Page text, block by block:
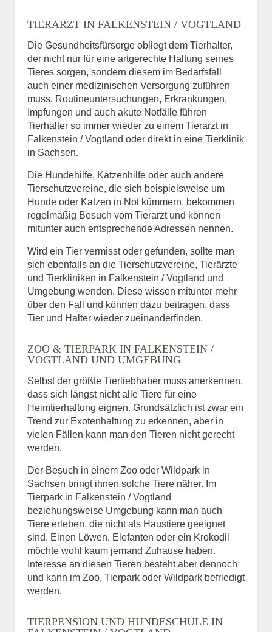
TIERARZT IN FALKENSTEIN / VOGTLAND
Die Gesundheitsfürsorge obliegt dem Tierhalter,
der nicht nur für eine artgerechte Haltung seines
Tieres sorgen, sondern diesem im Bedarfsfall
auch einer medizinischen Versorgung zuführen
muss. Routineuntersuchungen, Erkrankungen,
Impfungen und auch akute Notfälle führen
Tierhalter so immer wieder zu einem Tierarzt in
Falkenstein / Vogtland oder direkt in eine Tierklinik
in Sachsen.
Die Hundehilfe, Katzenhilfe oder auch andere
Tierschutzvereine, die sich beispielsweise um
Hunde oder Katzen in Not kümmern, bekommen
regelmäßig Besuch vom Tierarzt und können
mitunter auch entsprechende Adressen nennen.
Wird ein Tier vermisst oder gefunden, sollte man
sich ebenfalls an die Tierschutzvereine, Tierärzte
und Tierkliniken in Falkenstein / Vogtland und
Umgebung wenden. Diese wissen mitunter mehr
über den Fall und können dazu beitragen, dass
Tier und Halter wieder zueinanderfinden.
ZOO & TIERPARK IN FALKENSTEIN /
VOGTLAND UND UMGEBUNG
Selbst der größte Tierliebhaber muss anerkennen,
dass sich längst nicht alle Tiere für eine
Heimtierhaltung eignen. Grundsätzlich ist zwar ein
Trend zur Exotenhaltung zu erkennen, aber in
vielen Fällen kann man den Tieren nicht gerecht
werden.
Der Besuch in einem Zoo oder Wildpark in
Sachsen bringt ihnen solche Tiere näher. Im
Tierpark in Falkenstein / Vogtland
beziehungsweise Umgebung kann man auch
Tiere erleben, die nicht als Haustiere geeignet
sind. Einen Löwen, Elefanten oder ein Krokodil
möchte wohl kaum jemand Zuhause haben.
Interesse an diesen Tieren besteht aber dennoch
und kann im Zoo, Tierpark oder Wildpark befriedigt
werden.
TIERPENSION UND HUNDESCHULE IN